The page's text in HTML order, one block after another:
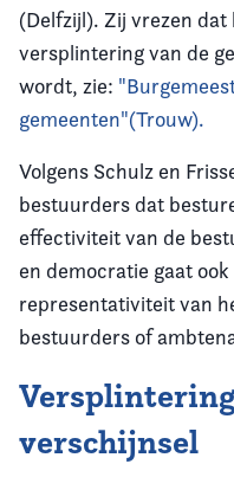
(Delfzijl). Zij vrezen
versplintering van de
wordt, zie:
gemeenten"(Trouw).
Volgens Schulz en
bestuurders dat
effectiviteit van de
en democratie gaat
representativiteit van
bestuurders of
verschijnsel